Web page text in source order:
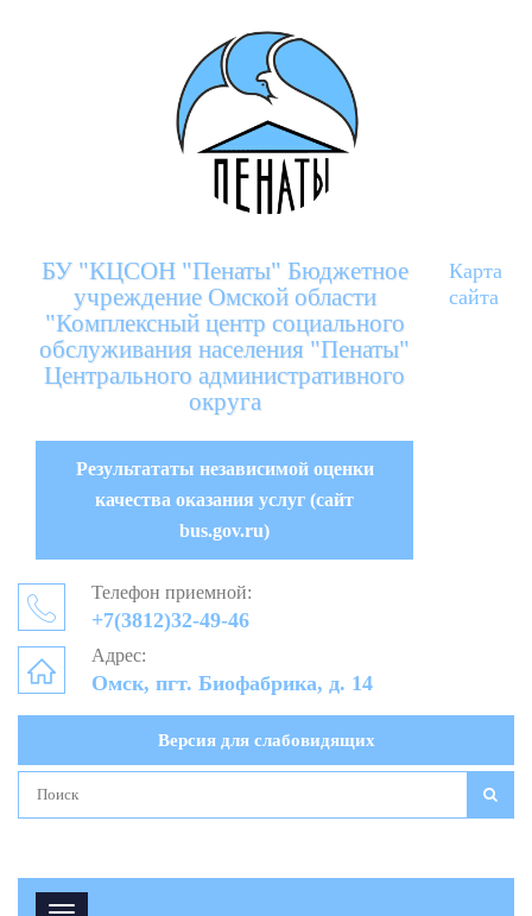
БУ "КЦСОН "Пенаты" Бюджетное
учреждение Омской области
"Комплексный центр социального
обслуживания населения "Пенаты"
Центрального административного
округа
Результататы независимой оценки
качества оказания услуг (сайт
bus.gov.ru)
Карта
сайта
Телефон приемной:
+7(3812)32-49-46
Адрес:
Омск, пгт. Биофабрика, д. 14
Версия для слабовидящих